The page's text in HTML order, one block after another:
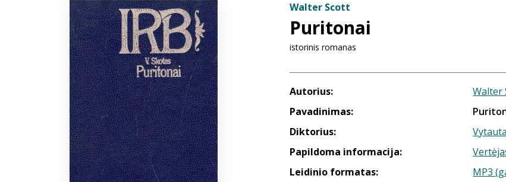
Walter Scott
Puritonai
istorinis romanas
Autorius:
Walter
Pavadinimas:
Diktorius:
Papildoma informacija:
Leidinio formatas:
MP3